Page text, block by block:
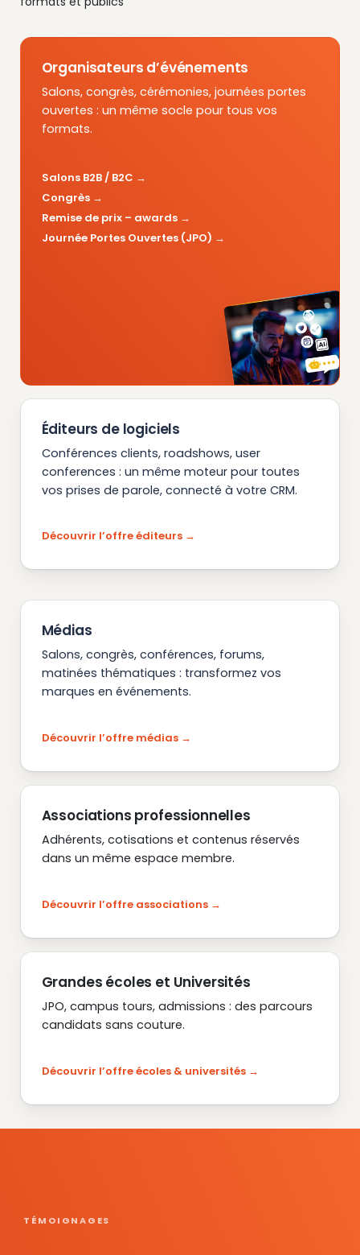
Organisateurs d’événements
Salons, congrès, cérémonies, journées portes
ouvertes : un même socle pour tous vos
formats.
Salons B2B / B2C
Congrès
Remise de prix – awards
Journée Portes Ouvertes (JPO)
Éditeurs de logiciels
Conférences clients, roadshows, user
conferences : un même moteur pour toutes
vos prises de parole, connecté à votre CRM.
Découvrir l’offre éditeurs
Médias
Salons, congrès, conférences, forums,
matinées thématiques : transformez vos
marques en événements.
Découvrir l’offre médias
Associations professionnelles
Adhérents, cotisations et contenus réservés
dans un même espace membre.
Découvrir l’offre associations
Grandes écoles et Universités
JPO, campus tours, admissions : des parcours
candidats sans couture.
Découvrir l’offre écoles & universités
TÉMOIGNAGES